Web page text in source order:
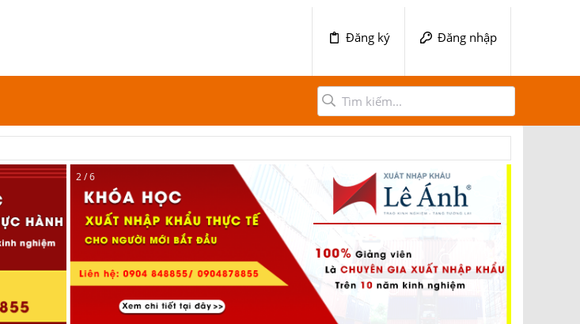
Đăng ký Đăng nhập
2 / 6